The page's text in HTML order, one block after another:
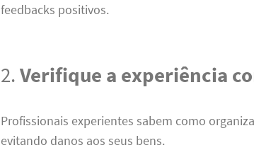
feedbacks positivos.
2.Verifique a experiência
Profissionais experientes sabem como
evitando danos aos seus bens.